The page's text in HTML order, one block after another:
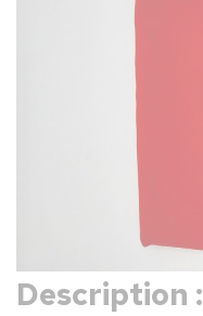
Description :